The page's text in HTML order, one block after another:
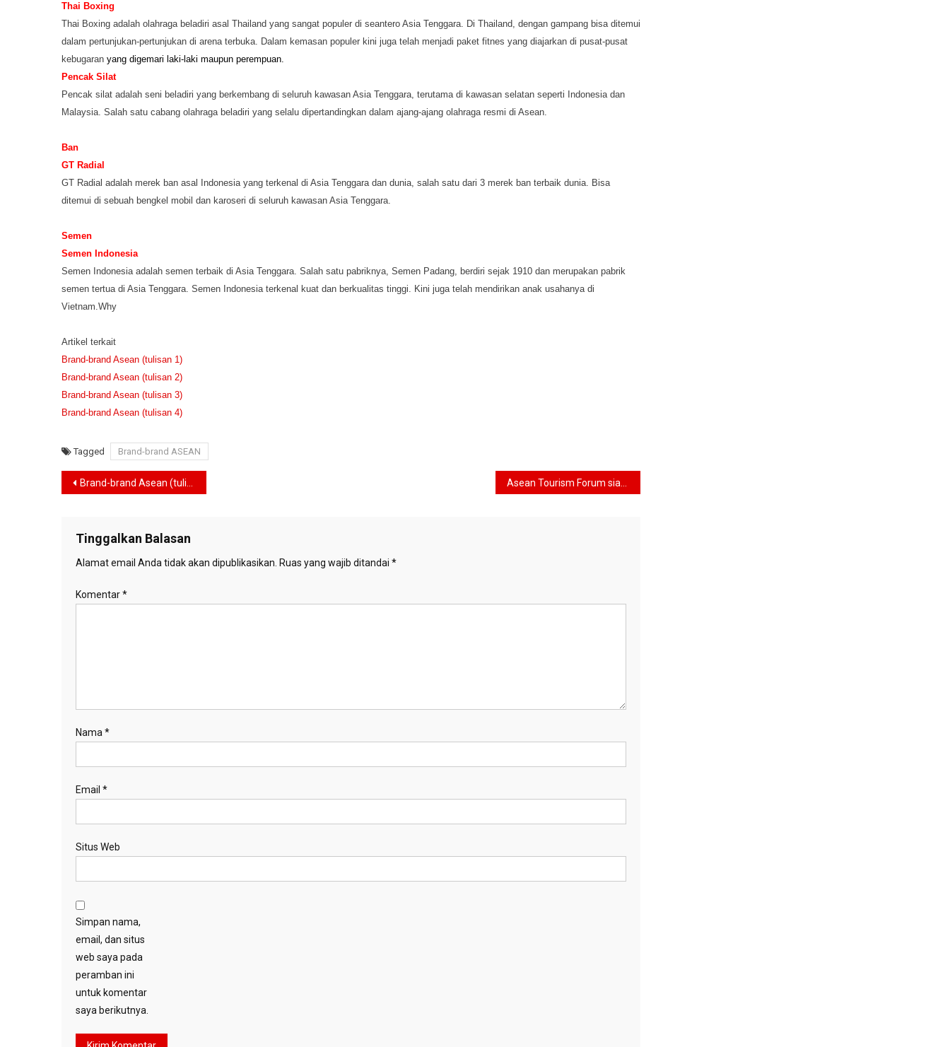
Thai Boxing
Thai Boxing adalah olahraga beladiri asal Thailand yang sangat populer di seantero Asia Tenggara. Di Thailand, dengan gampang bisa ditemui
dalam pertunjukan-pertunjukan di arena terbuka. Dalam kemasan populer kini juga telah menjadi paket fitnes yang diajarkan di pusat-pusat
kebugaran yang digemari laki-laki maupun perempuan.
Pencak Silat
Pencak silat adalah seni beladiri yang berkembang di seluruh kawasan Asia Tenggara, terutama di kawasan selatan seperti Indonesia dan
Malaysia. Salah satu cabang olahraga beladiri yang selalu dipertandingkan dalam ajang-ajang olahraga resmi di Asean.
Ban
GT Radial
GT Radial adalah merek ban asal Indonesia yang terkenal di Asia Tenggara dan dunia, salah satu dari 3 merek ban terbaik dunia. Bisa
ditemui di sebuah bengkel mobil dan karoseri di seluruh kawasan Asia Tenggara.
Semen
Semen Indonesia
Semen Indonesia adalah semen terbaik di Asia Tenggara. Salah satu pabriknya, Semen Padang, berdiri sejak 1910 dan merupakan pabrik
semen tertua di Asia Tenggara. Semen Indonesia terkenal kuat dan berkualitas tinggi. Kini juga telah mendirikan anak usahanya di
Vietnam.Why
Artikel terkait
Brand-brand Asean (tulisan 1)
Brand-brand Asean (tulisan 2)
Brand-brand Asean (tulisan 3)
Brand-brand Asean (tulisan 4)
Tagged Brand-brand ASEAN
Navigasi
Brand-brand Asean (tulisan 3)
Tinggalkan Balasan
Alamat email Anda tidak akan dipublikasikan. Ruas yang wajib ditandai *
Komentar*
Nama *
Email *
Situs Web
Simpan nama,
email, dan situs
web saya pada
peramban ini
untuk komentar
saya berikutnya.